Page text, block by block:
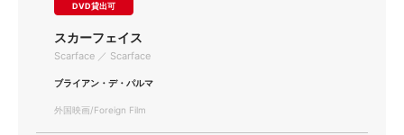
DVD貸出可
スカーフェイス
Scarface ／ Scarface
ブライアン・デ・パルマ
外国映画/Foreign Film